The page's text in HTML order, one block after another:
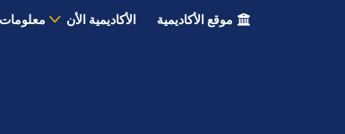
موقع الأكاديمية الأكاديمية الأن معلومات